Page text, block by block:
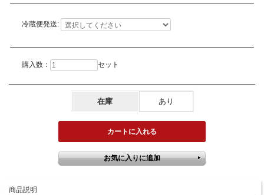
冷蔵便発送:
購入数： セット
在庫 あり
商品説明